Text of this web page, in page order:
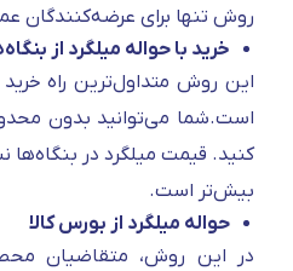
روش تنها برای عرضه‌کنندگان
خرید با حواله میلگرد از
این روش متداول‌ترین راه
است.شما می‌توانید بدون
کنید. قیمت میلگرد در
بیش‌تر است.
حواله میلگرد از بورس کالا
در این روش، متقاضیان